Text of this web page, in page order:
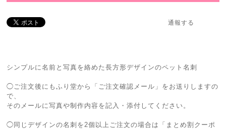
通報する
シンプルに名前と写真を絡めた長方形デザインのペット名刺
◯ご注文後にもふり堂から「ご注文確認メール」をお送りしますの
で、
そのメールに写真や制作内容を記入・添付してください。
◯同じデザインの名刺を2個以上ご注文の場合は「まとめ割クーポ